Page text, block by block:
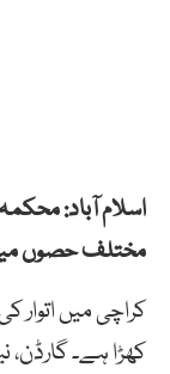
اسلام آباد:
مختلف حصوں
کراچی میںاتوار
کھڑاہے۔گارڈن،